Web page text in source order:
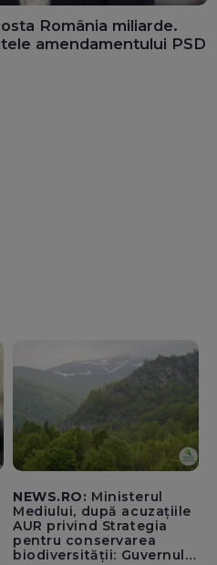
România miliarde.
amendamentului PSD
NEWS.RO: Ministerul
Mediului, după acuzațiile
AUR privind Strategia
pentru conservarea
biodiversității: Guvernul a